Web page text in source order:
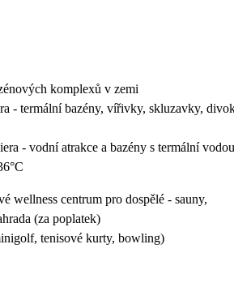
komplexů v zemi
- termální bazény, vířivky, skluzavky,
- vodní atrakce a bazény s termální
wellness centrum pro dospělé - sauny,
(za poplatek)
tenisové kurty, bowling)